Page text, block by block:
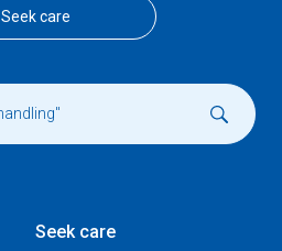
Seek care
Seek care